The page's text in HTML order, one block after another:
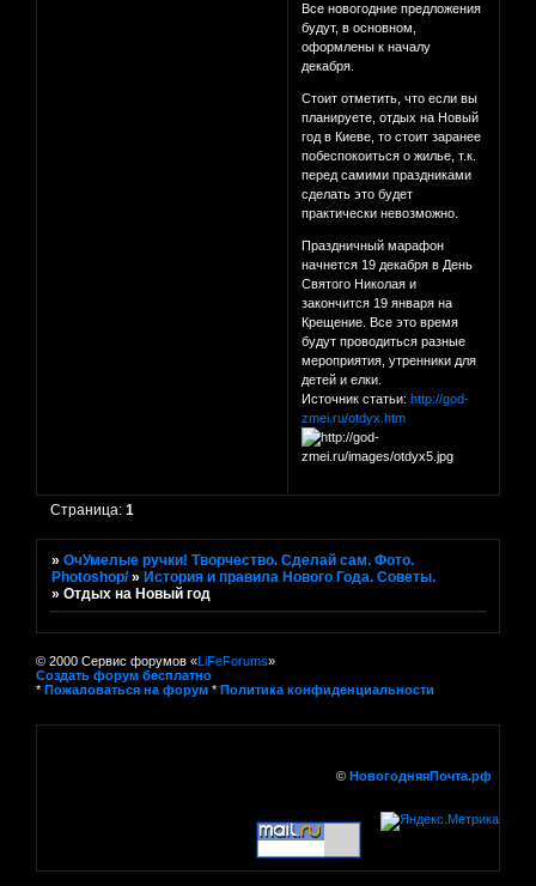
Все новогодние предложения
будут, в основном,
оформлены к началу
декабря.
Стоит отметить, что если вы
планируете, отдых на Новый
год в Киеве, то стоит заранее
побеспокоиться о жилье, т.к.
перед самими праздниками
сделать это будет
практически невозможно.
Праздничный марафон
начнется 19 декабря в День
Святого Николая и
закончится 19 января на
Крещение. Все это время
будут проводиться разные
мероприятия, утренники для
детей и елки.
Источник статьи:http://god-
zmei.ru/otdyx.htm
Страница:1
»ОчУмелые ручки! Творчество. Сделай сам. Фото.
Photoshop/ »История и правила Нового Года. Советы.
»Отдых на Новый год
© 2000 Сервис форумов «LiFeForums»
Создать форум бесплатно
* Пожаловаться на форум * Политика конфиденциальности
© НовогодняяПочта.рф